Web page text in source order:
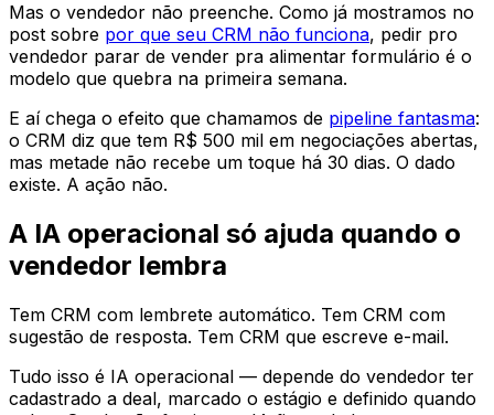
Mas o vendedor não preenche. Como já mostramos no
post sobre por que seu CRM não funciona, pedir pro
vendedor parar de vender pra alimentar formulário é o
modelo que quebra na primeira semana.
E aí chega o efeito que chamamos de pipeline fantasma:
o CRM diz que tem R$ 500 mil em negociações abertas,
mas metade não recebe um toque há 30 dias. O dado
existe. A ação não.
A IA operacional só ajuda quando o
vendedor lembra
Tem CRM com lembrete automático. Tem CRM com
sugestão de resposta. Tem CRM que escreve e-mail.
Tudo isso é IA operacional — depende do vendedor ter
cadastrado a deal, marcado o estágio e definido quando